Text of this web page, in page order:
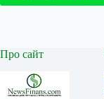
Про сайт